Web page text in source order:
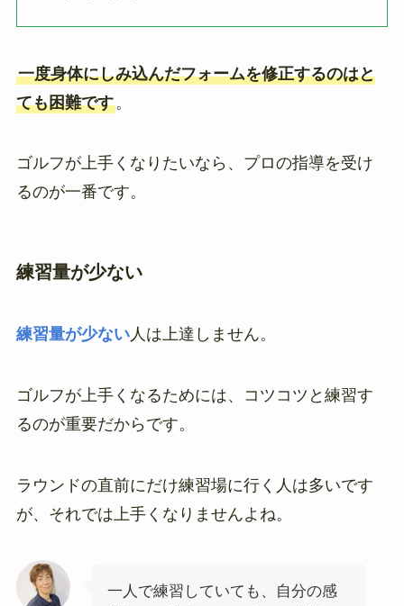
一度身体にしみ込んだフォームを修正するのはと
ても困難です。
ゴルフが上手くなりたいなら、プロの指導を受け
るのが一番です。
練習量が少ない
練習量が少ない人は上達しません。
ゴルフが上手くなるためには、コツコツと練習す
るのが重要だからです。
ラウンドの直前にだけ練習場に行く人は多いです
が、それでは上手くなりませんよね。
一人で練習していても、自分の感